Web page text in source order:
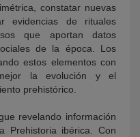
constatar nuevas
evidencias de rituales
que aportan datos
de la época. Los
estos elementos con
la evolución y el
prehistórico.
revelando información
Prehistoria ibérica. Con